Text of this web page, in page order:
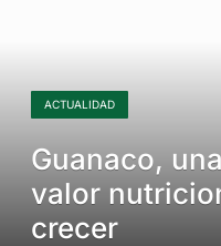
ACTUALIDAD
Guanaco,
valor
crecer